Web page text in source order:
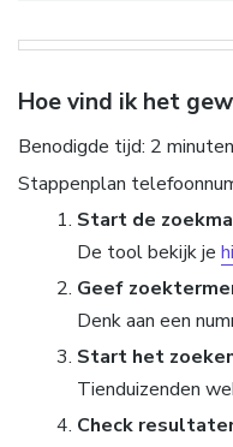
Hoe vind ik het
Benodigde tijd: 2
Stappenplan
Start de
De tool bekijk je
Geef
Denk aan een
Start het
Tienduizenden
Check